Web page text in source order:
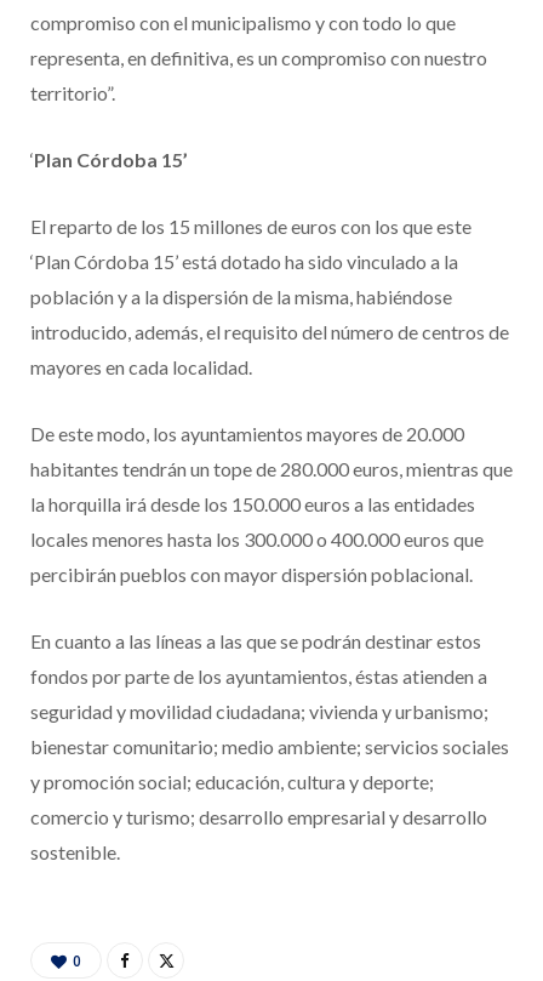
compromiso con el municipalismo y con todo lo que
representa, en definitiva, es un compromiso con nuestro
territorio”.
‘Plan Córdoba 15’
El reparto de los 15 millones de euros con los que este
‘Plan Córdoba 15’ está dotado ha sido vinculado a la
población y a la dispersión de la misma, habiéndose
introducido, además, el requisito del número de centros de
mayores en cada localidad.
De este modo, los ayuntamientos mayores de 20.000
habitantes tendrán un tope de 280.000 euros, mientras que
la horquilla irá desde los 150.000 euros a las entidades
locales menores hasta los 300.000 o 400.000 euros que
percibirán pueblos con mayor dispersión poblacional.
En cuanto a las líneas a las que se podrán destinar estos
fondos por parte de los ayuntamientos, éstas atienden a
seguridad y movilidad ciudadana; vivienda y urbanismo;
bienestar comunitario; medio ambiente; servicios sociales
y promoción social; educación, cultura y deporte;
comercio y turismo; desarrollo empresarial y desarrollo
sostenible.
0